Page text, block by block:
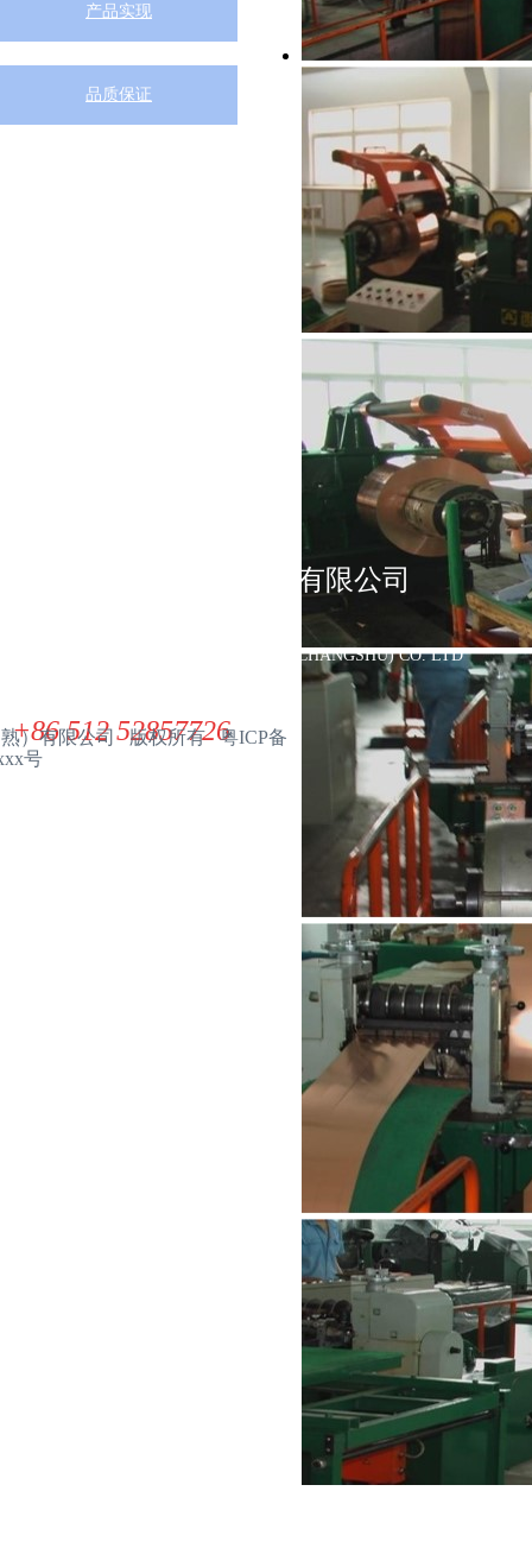
产品实现
品质保证
展华电子材料（常熟）有限公司
ZHANHUA ELECTRONIC MATERIAL(CHANGSHU) CO. LTD
+86 512 52857726
）有限公司 版权所有 粤ICP备
号